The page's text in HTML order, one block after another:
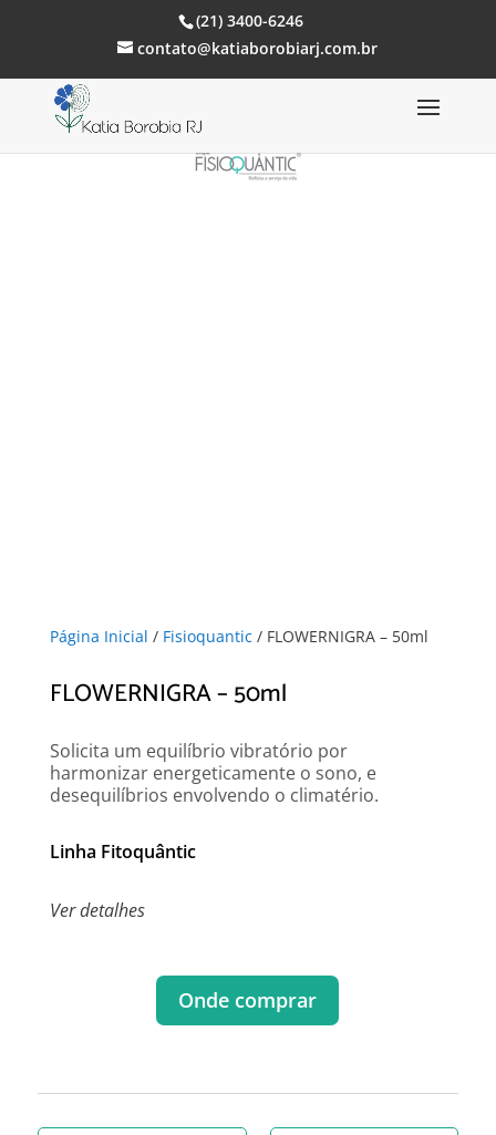
(21) 3400-6246
contato@katiaborobiarj.com.br
Página Inicial / Fisioquantic / FLOWERNIGRA – 50ml
FLOWERNIGRA – 50ml
Solicita um equilíbrio vibratório por
harmonizar energeticamente o sono, e
desequilíbrios envolvendo o climatério.
Linha Fitoquântic
Ver detalhes
Onde comprar